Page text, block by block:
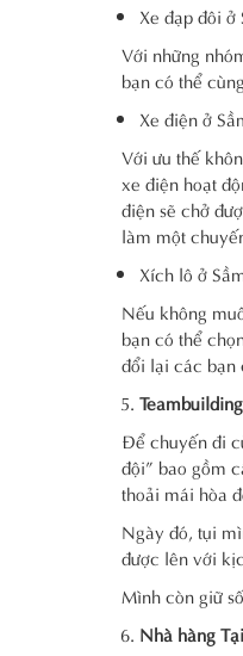
Xe đạp đôi ở
Với những
bạn có thể
Xe điện ở
Với ưu thế
xe điện hoạt
điện sẽ chở
làm một
Xích lô ở
Nếu không
bạn có thể
đổi lại các bạn
Để chuyến đi
đội” bao gồm
thoải mái hòa
Ngày đó, tụi
được lên với
Mình còn giữ
Nhà hàng